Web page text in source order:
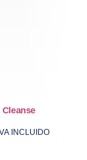
Cleanse
INCLUIDO